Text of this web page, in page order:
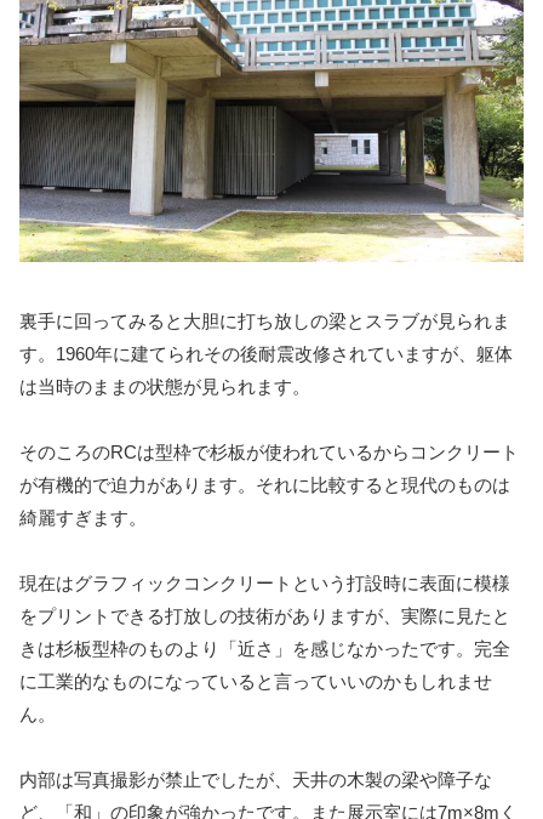
裏手に回ってみると大胆に打ち放しの梁とスラブが見られま
す。1960年に建てられその後耐震改修されていますが、躯体
は当時のままの状態が見られます。
そのころのRCは型枠で杉板が使われているからコンクリート
が有機的で迫力があります。それに比較すると現代のものは
綺麗すぎます。
現在はグラフィックコンクリートという打設時に表面に模様
をプリントできる打放しの技術がありますが、実際に見たと
きは杉板型枠のものより「近さ」を感じなかったです。完全
に工業的なものになっていると言っていいのかもしれませ
ん。
内部は写真撮影が禁止でしたが、天井の木製の梁や障子な
ど、「和」の印象が強かったです。また展示室には7m×8mく